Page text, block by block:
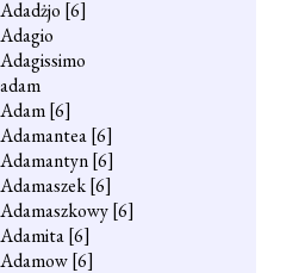
Adadżjo [6]
Adagio
Adagissimo
adam
Adam[6]
Adamantea[6]
Adamantyn[6]
Adamaszek[6]
Adamaszkowy[6]
Adamita[6]
Adamow[6]